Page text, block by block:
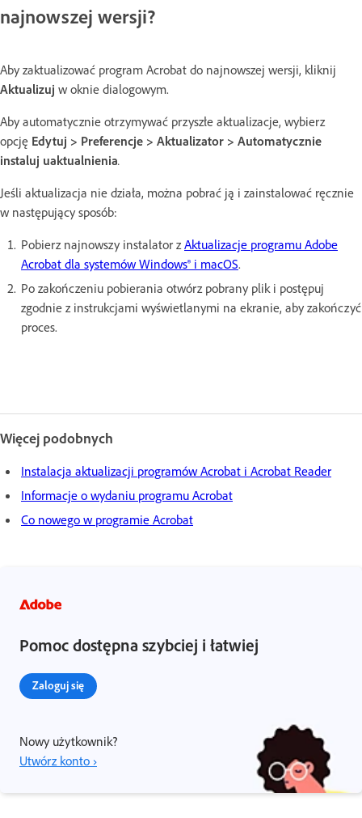
najnowszej wersji?
Aby zaktualizować program Acrobat do najnowszej wersji, kliknij
Aktualizuj w oknie dialogowym.
Aby automatycznie otrzymywać przyszłe aktualizacje, wybierz
opcję Edytuj > Preferencje > Aktualizator > Automatycznie
instaluj uaktualnienia.
Jeśli aktualizacja nie działa, można pobrać ją i zainstalować ręcznie
w następujący sposób:
Pobierz najnowszy instalator z Aktualizacje programu Adobe
Acrobat dla systemów Windows® i macOS.
Po zakończeniu pobierania otwórz pobrany plik i postępuj
zgodnie z instrukcjami wyświetlanymi na ekranie, aby zakończyć
proces.
Więcej podobnych
Instalacja aktualizacji programów Acrobat i Acrobat Reader
Informacje o wydaniu programu Acrobat
Co nowego w programie Acrobat
Pomoc dostępna szybciej i łatwiej
Zaloguj się
Nowy użytkownik?
Utwórz konto ›